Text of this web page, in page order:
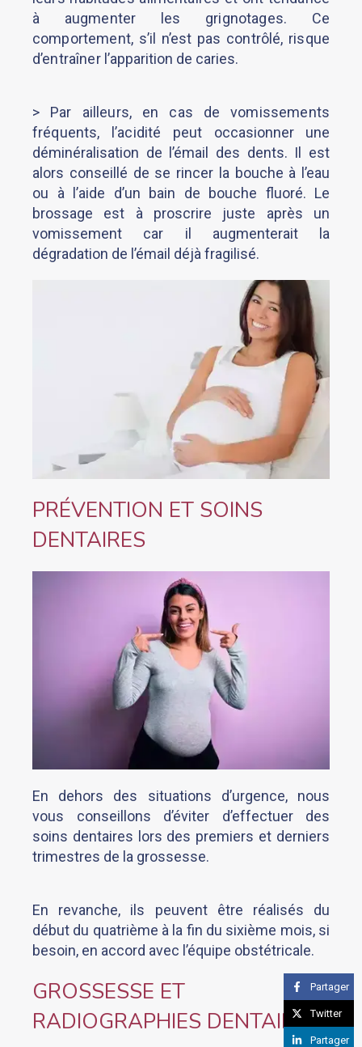
à augmenter les grignotages. Ce
comportement, s’il n’est pas contrôlé, risque
d’entraîner l’apparition de caries.
> Par ailleurs, en cas de vomissements
fréquents, l’acidité peut occasionner une
déminéralisation de l’émail des dents. Il est
alors conseillé de se rincer la bouche à l’eau
ou à l’aide d’un bain de bouche fluoré. Le
brossage est à proscrire juste après un
vomissement car il augmenterait la
dégradation de l’émail déjà fragilisé.
PRÉVENTION ET SOINS
DENTAIRES
En dehors des situations d’urgence, nous
vous conseillons d’éviter d’effectuer des
soins dentaires lors des premiers et derniers
trimestres de la grossesse.
En revanche, ils peuvent être réalisés du
début du quatrième à la fin du sixième mois, si
besoin, en accord avec l’équipe obstétricale.
GROSSESSE ET
RADIOGRAPHIES DENTAIRES
Partager
Twitter
Partager